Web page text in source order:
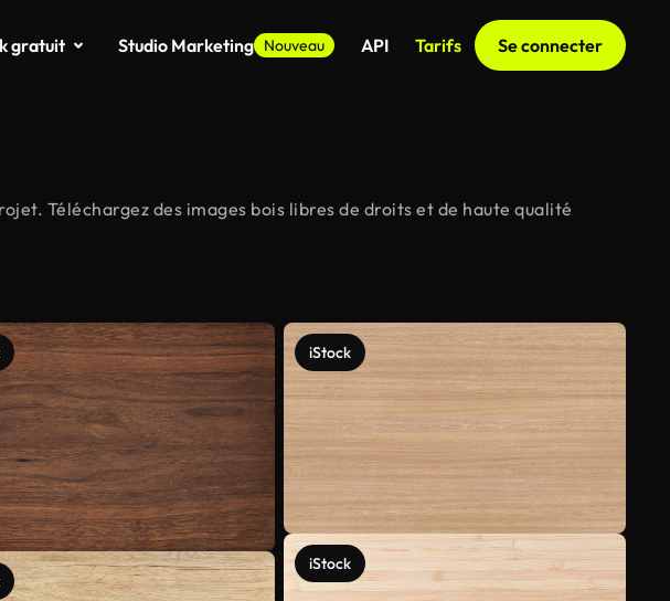
gratuit Studio Marketing Nouveau API Tarifs Se connecter
Téléchargez des images bois libres de droits et de haute qualité
iStock
iStock